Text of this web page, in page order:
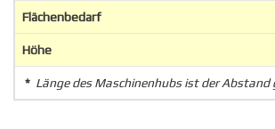
Flächenbedarf
Höhe
* Länge des Maschinenhubs ist der Abstand